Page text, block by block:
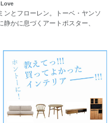
ンとフローレン。トーベ・ヤンソ
かに息づくアートポスター、